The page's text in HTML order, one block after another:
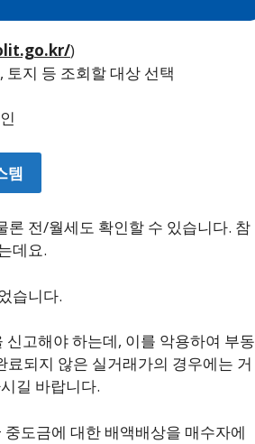
)
지 등 조회할 대상 선택
템
전/월세도 확인할 수 있습니다. 참
데요.
습니다.
고해야 하는데, 이를 악용하여 부동
되지 않은 실거래가의 경우에는 거
길 바랍니다.
도금에 대한 배액배상을 매수자에